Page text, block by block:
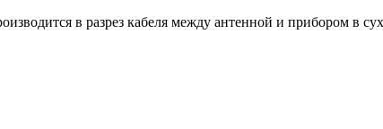
в разрез кабеля между антенной и прибором в